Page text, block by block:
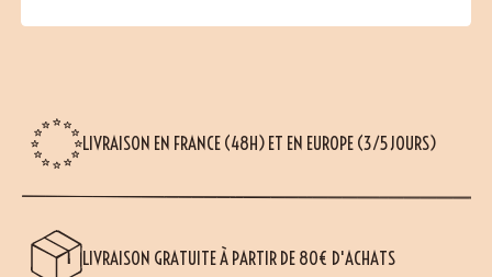
LIVRAISON EN FRANCE (48H) ET EN EUROPE (3/5 JOURS)
LIVRAISON GRATUITE À PARTIR DE 80€ D'ACHATS